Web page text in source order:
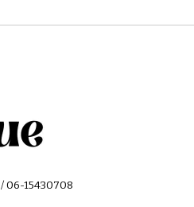
/ 06-15430708